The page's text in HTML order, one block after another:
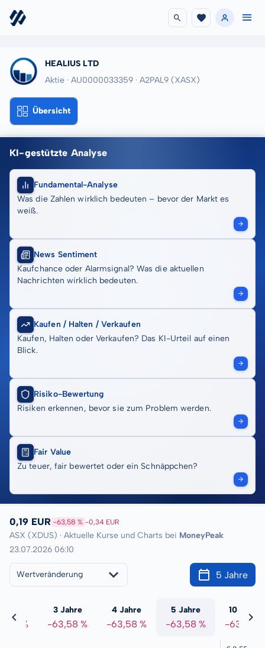
HEALIUS LTD
Aktie · AU0000033359 · A2PAL9 (XASX)
Übersicht
KI-gestützte Analyse
Fundamental-Analyse
Was die Zahlen wirklich bedeuten – bevor der Markt es
weiß.
News Sentiment
Kaufchance oder Alarmsignal? Was die aktuellen
Nachrichten wirklich bedeuten.
Kaufen / Halten / Verkaufen
Kaufen, Halten oder Verkaufen? Das KI-Urteil auf einen
Blick.
Risiko-Bewertung
Risiken erkennen, bevor sie zum Problem werden.
Fair Value
Zu teuer, fair bewertet oder ein Schnäppchen?
0,19 EUR -63,58 % -0,34 EUR
ASX (XDUS) · Aktuelle Kurse und Charts bei MoneyPeak
23.07.2026 06:10
Wertveränderung 5 Jahre
%
3 Jahre
-63,58 %
4 Jahre
-63,58 %
5 Jahre
-63,58 %
10 Jahre
-63,58 %